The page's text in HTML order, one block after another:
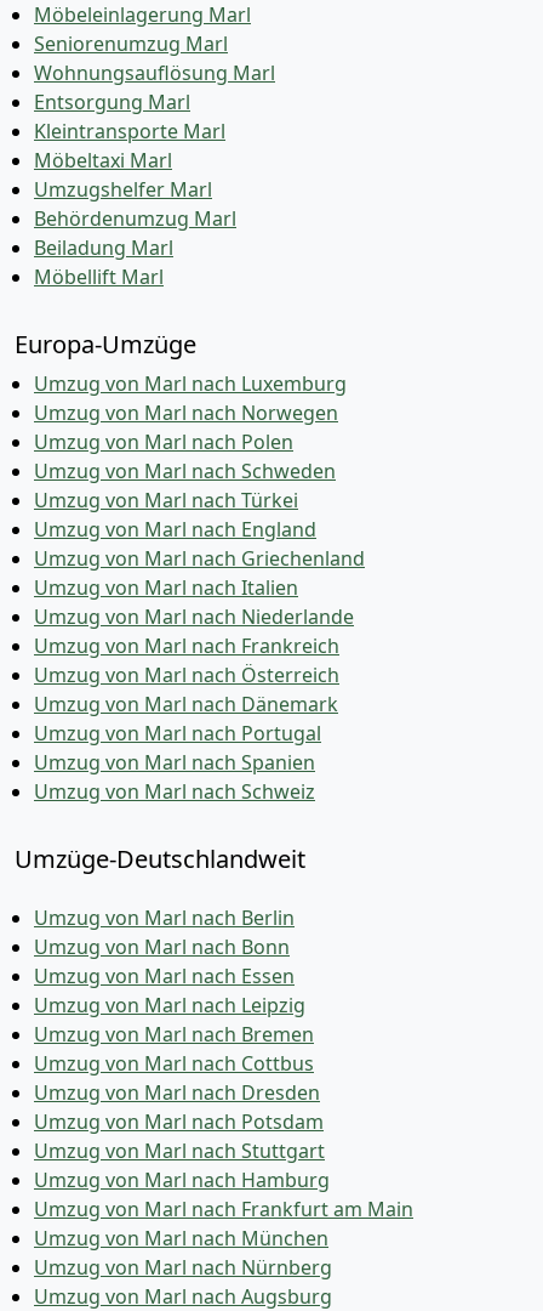
Möbeleinlagerung Marl
Seniorenumzug Marl
Wohnungsauflösung Marl
Entsorgung Marl
Kleintransporte Marl
Möbeltaxi Marl
Umzugshelfer Marl
Behördenumzug Marl
Beiladung Marl
Möbellift Marl
Europa-Umzüge
Umzug von Marl nach Luxemburg
Umzug von Marl nach Norwegen
Umzug von Marl nach Polen
Umzug von Marl nach Schweden
Umzug von Marl nach Türkei
Umzug von Marl nach England
Umzug von Marl nach Griechenland
Umzug von Marl nach Italien
Umzug von Marl nach Niederlande
Umzug von Marl nach Frankreich
Umzug von Marl nach Österreich
Umzug von Marl nach Dänemark
Umzug von Marl nach Portugal
Umzug von Marl nach Spanien
Umzug von Marl nach Schweiz
Umzüge-Deutschlandweit
Umzug von Marl nach Berlin
Umzug von Marl nach Bonn
Umzug von Marl nach Essen
Umzug von Marl nach Leipzig
Umzug von Marl nach Bremen
Umzug von Marl nach Cottbus
Umzug von Marl nach Dresden
Umzug von Marl nach Potsdam
Umzug von Marl nach Stuttgart
Umzug von Marl nach Hamburg
Umzug von Marl nach Frankfurt am Main
Umzug von Marl nach München
Umzug von Marl nach Nürnberg
Umzug von Marl nach Augsburg